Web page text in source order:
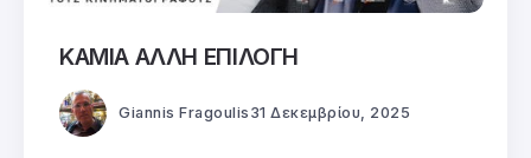
ΚΑΜΙΑ ΑΛΛΗ ΕΠΙΛΟΓΗ
Giannis Fragoulis 31 Δεκεμβρίου, 2025